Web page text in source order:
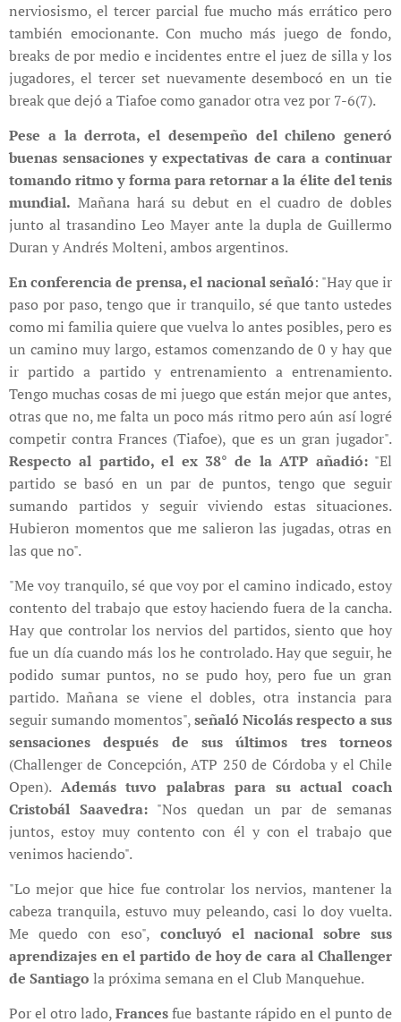
nerviosismo, el tercer parcial fue mucho más errático pero
también emocionante. Con mucho más juego de fondo,
breaks de por medio e incidentes entre el juez de silla y los
jugadores, el tercer set nuevamente desembocó en un tie
break que dejó a Tiafoe como ganador otra vez por 7-6(7).
Pese a la derrota, el desempeño del chileno generó
buenas sensaciones y expectativas de cara a continuar
tomando ritmo y forma para retornar a la élite del tenis
mundial. Mañana hará su debut en el cuadro de dobles
junto al trasandino Leo Mayer ante la dupla de Guillermo
Duran y Andrés Molteni, ambos argentinos.
En conferencia de prensa, el nacional señaló: "Hay que ir
paso por paso, tengo que ir tranquilo, sé que tanto ustedes
como mi familia quiere que vuelva lo antes posibles, pero es
un camino muy largo, estamos comenzando de 0 y hay que
ir partido a partido y entrenamiento a entrenamiento.
Tengo muchas cosas de mi juego que están mejor que antes,
otras que no, me falta un poco más ritmo pero aún así logré
competir contra Frances (Tiafoe), que es un gran jugador".
Respecto al partido, el ex 38° de la ATP añadió:"El
partido se basó en un par de puntos, tengo que seguir
sumando partidos y seguir viviendo estas situaciones.
Hubieron momentos que me salieron las jugadas, otras en
las que no".
"Me voy tranquilo, sé que voy por el camino indicado, estoy
contento del trabajo que estoy haciendo fuera de la cancha.
Hay que controlar los nervios del partidos, siento que hoy
fue un día cuando más los he controlado. Hay que seguir, he
podido sumar puntos, no se pudo hoy, pero fue un gran
partido. Mañana se viene el dobles, otra instancia para
seguir sumando momentos",señaló Nicolás respecto a sus
sensaciones después de sus últimos tres torneos
(Challenger de Concepción, ATP 250 de Córdoba y el Chile
Open). Además tuvo palabras para su actual coach
Cristobál Saavedra: "Nos quedan un par de semanas
juntos, estoy muy contento con él y con el trabajo que
venimos haciendo".
"Lo mejor que hice fue controlar los nervios, mantener la
cabeza tranquila, estuvo muy peleando, casi lo doy vuelta.
Me quedo con eso", concluyó el nacional sobre sus
aprendizajes en el partido de hoy de cara al Challenger
de Santiago la próxima semana en el Club Manquehue.
Por el otro lado,Francesfue bastante rápido en el punto de